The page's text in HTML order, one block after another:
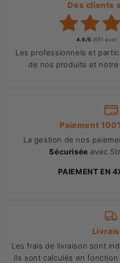
Des clients
4.6/5 (651 avis)
Les professionnels et
de nos produits et notre
Paiement
La gestion de nos
Sécurisée avec
PAIEMENT EN
Les frais de livraison sont
Ils sont calculés en fonction